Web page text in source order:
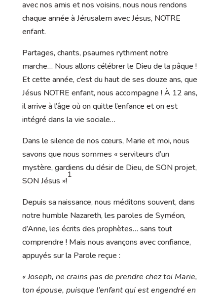
avec nos amis et nos voisins, nous nous rendons
chaque année à Jérusalem avec Jésus, NOTRE
enfant.
Partages, chants, psaumes rythment notre
marche… Nous allons célébrer le Dieu de la pâque !
Et cette année, c’est du haut de ses douze ans, que
Jésus NOTRE enfant, nous accompagne ! À 12 ans,
il arrive à l’âge où on quitte l’enfance et on est
intégré dans la vie sociale…
Dans le silence de nos cœurs, Marie et moi, nous
savons que nous sommes « serviteurs d’un
mystère, gardiens du désir de Dieu, de SON projet,
SON Jésus »!
1
Depuis sa naissance, nous méditons souvent, dans
notre humble Nazareth, les paroles de Syméon,
d’Anne, les écrits des prophètes… sans tout
comprendre ! Mais nous avançons avec confiance,
appuyés sur la Parole reçue :
« Joseph, ne crains pas de prendre chez toi Marie,
ton épouse, puisque l’enfant qui est engendré en